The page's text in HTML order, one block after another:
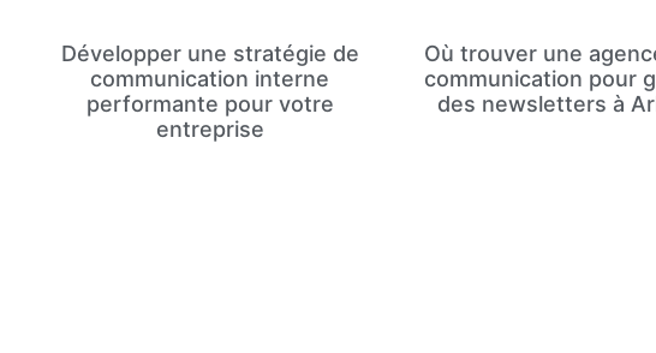
Développer une stratégie de
communication interne
performante pour votre
entreprise
Où trouver une
communication pour
des newsletters à